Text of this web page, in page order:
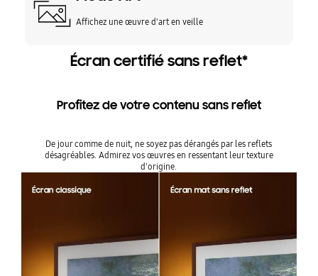
Affichez une œuvre d'art en veille
Écran certifié sans reflet*
Profitez de votre contenu sans reflet
De jour comme de nuit, ne soyez pas dérangés par les reflets
désagréables. Admirez vos œuvres en ressentant leur texture
d'origine.